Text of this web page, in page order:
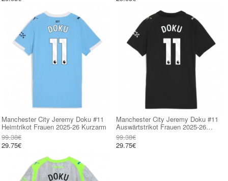
Manchester City Jeremy Doku #11
Heimtrikot Frauen 2025-26 Kurzarm
99.38€
29.75€
Manchester City Jeremy Doku #11
Auswärtstrikot Frauen 2025-26
Kurzarm
99.38€
29.75€